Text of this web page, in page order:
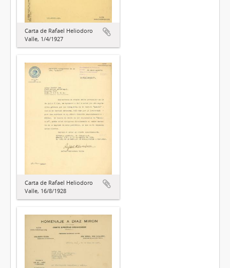
Carta de Rafael Heliodoro
Valle, 1/4/1927
Carta de Rafael Heliodoro
Valle, 16/8/1928